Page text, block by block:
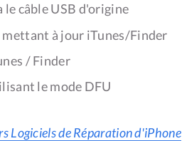
câble USB d'origine
à jour iTunes/Finder
/ Finder
le mode DFU
Logiciels de Réparation d'iPhone